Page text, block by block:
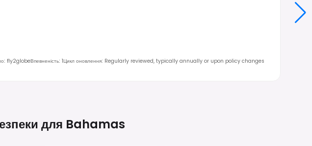
: fly2globeВпевненість: 1Цикл оновлення: Regularly reviewed, typically annually or upon policy changes
для Bahamas